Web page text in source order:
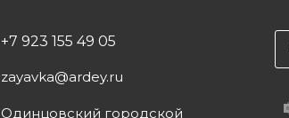
+7 923 155 49 05
zayavka@ardey.ru
Одинцовский городской